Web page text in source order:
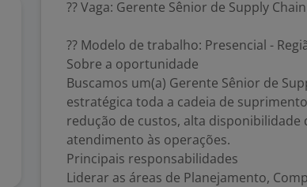
?? Vaga: Gerente Sênior de Supply Chain
?? Modelo de trabalho: Presencial -
Sobre a oportunidade
Buscamos um(a) Gerente Sênior de
estratégica toda a cadeia de
redução de custos, alta disponibilidade
atendimento às operações.
Principais responsabilidades
Liderar as áreas de Planejamento,